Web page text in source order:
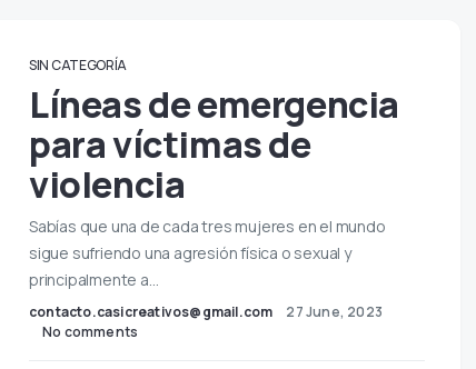
SIN CATEGORÍA
Líneas de emergencia
para víctimas de
violencia
Sabías que una de cada tres mujeres en el mundo
sigue sufriendo una agresión física o sexual y
principalmente a…
contacto.casicreativos@gmail.com
27 June, 2023
No comments